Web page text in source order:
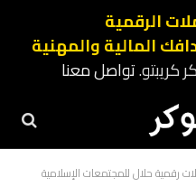
الرقمية
المالية والمهنية
كريبتو.تواصل معنا